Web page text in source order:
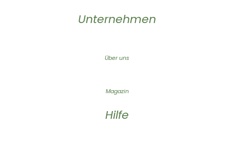
Unternehmen
Über uns
Magazin
Hilfe